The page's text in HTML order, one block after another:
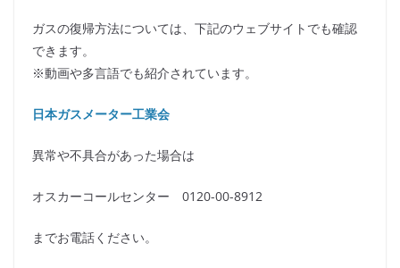
ガスの復帰方法については、下記のウェブサイトでも確認
できます。
※動画や多言語でも紹介されています。
日本ガスメーター工業会
異常や不具合があった場合は
オスカーコールセンター 0120-00-8912
までお電話ください。